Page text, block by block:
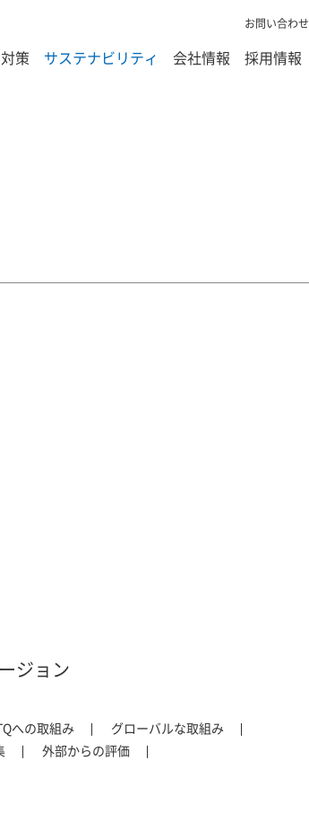
お問い合わせ
策 サステナビリティ 会社情報 採用情報
ジョン
への取組み
グローバルな取組み
外部からの評価